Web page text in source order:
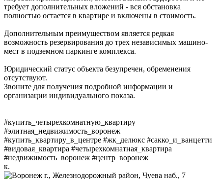
требует дополнительных вложений - вся обстановка
полностью остается в квартире и включены в стоимость.
Дополнительным преимуществом является редкая
возможность резервирования до трех независимых машино-
мест в подземном паркинге комплекса.
Юридический статус объекта безупречен, обременения
отсутствуют.
Звоните для получения подробной информации и
организации индивидуального показа.
#купить_четырехкомнатную_квартиру
#элитная_недвижимость_воронеж
#купить_квартиру_в_центре #жк_делюкс #сакко_и_ванцетти
#видовая_квартира #четырехкомнатная_квартира
#недвижимость_воронеж #центр_воронеж
к.